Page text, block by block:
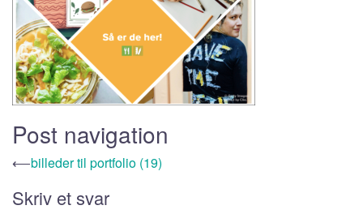
Post navigation
⟵billeder til portfolio (19)
Skriv et svar